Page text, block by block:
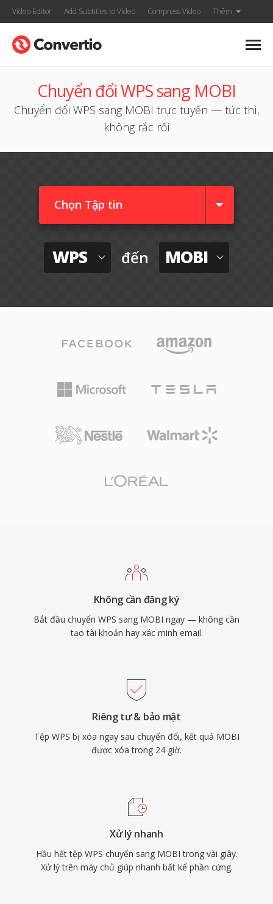
Video Editor Add Subtitles to Video Compress Video Thêm
Chuyển đổi WPS sang MOBI
Chuyển đổi WPS sang MOBI trực tuyến — tức thì,
không rắc rối
Chọn Tập tin
WPS đến MOBI
Không cần đăng ký
Bắt đầu chuyển WPS sang MOBI ngay — không cần
tạo tài khoản hay xác minh email.
Riêng tư & bảo mật
Tệp WPS bị xóa ngay sau chuyển đổi, kết quả MOBI
được xóa trong 24 giờ.
Xử lý nhanh
Hầu hết tệp WPS chuyển sang MOBI trong vài giây.
Xử lý trên máy chủ giúp nhanh bất kể phần cứng.